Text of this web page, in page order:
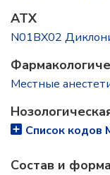
ATX
N01BX02
Местные
Список кодов
Состав и